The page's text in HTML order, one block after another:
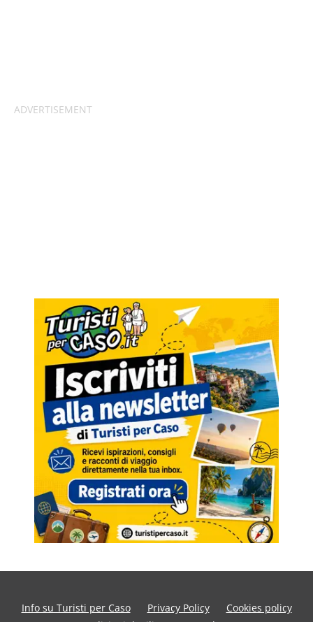
Info su Turisti per Caso Privacy Policy
Cookies policy